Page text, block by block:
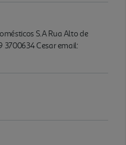
S.A Rua Alto de
3700634 Cesar email: